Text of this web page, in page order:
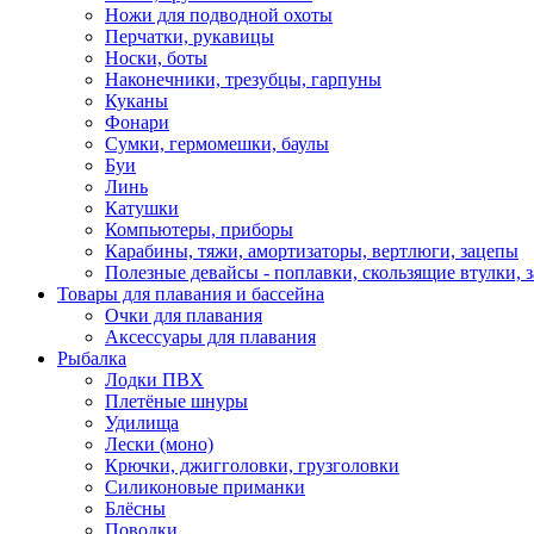
Ножи для подводной охоты
Перчатки, рукавицы
Носки, боты
Наконечники, трезубцы, гарпуны
Куканы
Фонари
Сумки, гермомешки, баулы
Буи
Линь
Катушки
Компьютеры, приборы
Карабины, тяжи, амортизаторы, вертлюги, зацепы
Полезные девайсы - поплавки, скользящие втулки,
Товары для плавания и бассейна
Очки для плавания
Аксессуары для плавания
Рыбалка
Лодки ПВХ
Плетёные шнуры
Удилища
Лески (моно)
Крючки, джигголовки, грузголовки
Силиконовые приманки
Блёсны
Поводки